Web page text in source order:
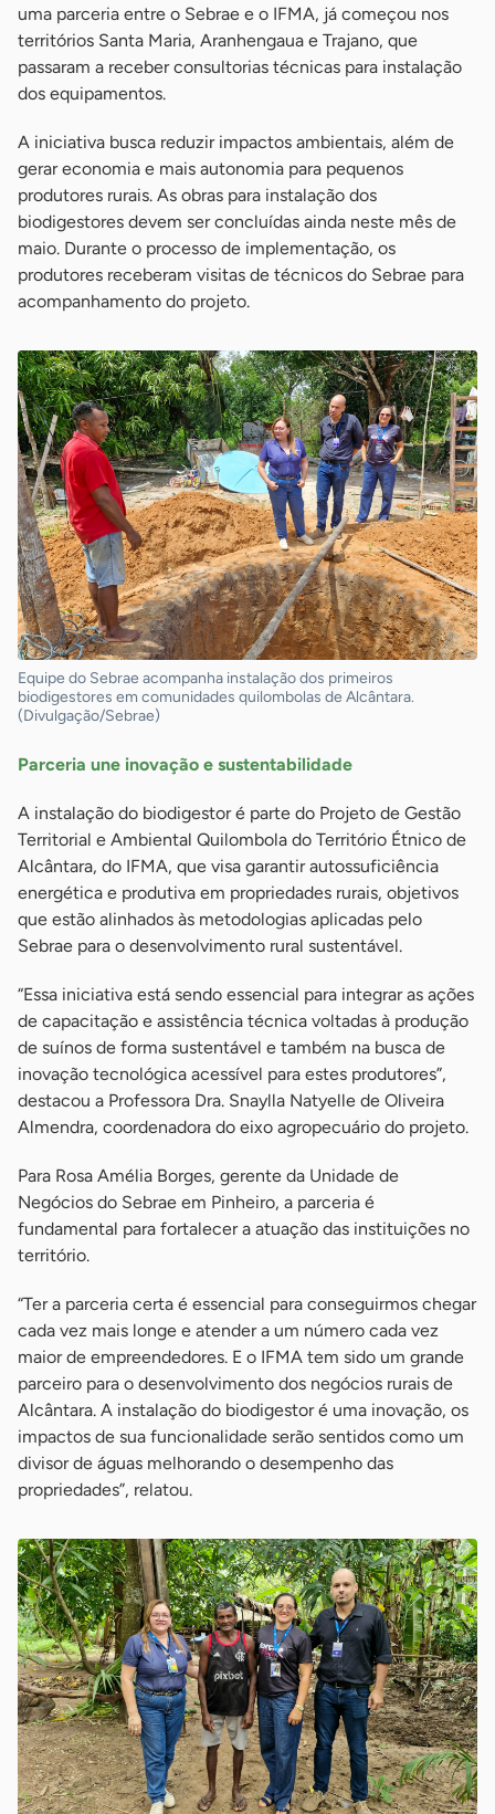
uma parceria entre o Sebrae e o IFMA, já começou nos
territórios Santa Maria, Aranhengaua e Trajano, que
passaram a receber consultorias técnicas para instalação
dos equipamentos.
A iniciativa busca reduzir impactos ambientais, além de
gerar economia e mais autonomia para pequenos
produtores rurais. As obras para instalação dos
biodigestores devem ser concluídas ainda neste mês de
maio. Durante o processo de implementação, os
produtores receberam visitas de técnicos do Sebrae para
acompanhamento do projeto.
Equipe do Sebrae acompanha instalação dos primeiros
biodigestores em comunidades quilombolas de Alcântara.
(Divulgação/Sebrae)
Parceria une inovação e sustentabilidade
A instalação do biodigestor é parte do Projeto de Gestão
Territorial e Ambiental Quilombola do Território Étnico de
Alcântara, do IFMA, que visa garantir autossuficiência
energética e produtiva em propriedades rurais, objetivos
que estão alinhados às metodologias aplicadas pelo
Sebrae para o desenvolvimento rural sustentável.
“Essa iniciativa está sendo essencial para integrar as ações
de capacitação e assistência técnica voltadas à produção
de suínos de forma sustentável e também na busca de
inovação tecnológica acessível para estes produtores”,
destacou a Professora Dra. Snaylla Natyelle de Oliveira
Almendra, coordenadora do eixo agropecuário do projeto.
Para Rosa Amélia Borges, gerente da Unidade de
Negócios do Sebrae em Pinheiro, a parceria é
fundamental para fortalecer a atuação das instituições no
território.
“Ter a parceria certa é essencial para conseguirmos chegar
cada vez mais longe e atender a um número cada vez
maior de empreendedores. E o IFMA tem sido um grande
parceiro para o desenvolvimento dos negócios rurais de
Alcântara. A instalação do biodigestor é uma inovação, os
impactos de sua funcionalidade serão sentidos como um
divisor de águas melhorando o desempenho das
propriedades”, relatou.